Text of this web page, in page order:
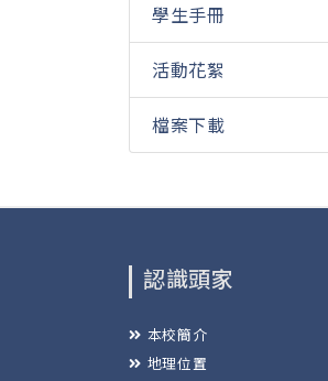
學生手冊
活動花絮
檔案下載
認識頭家
本校簡介
地理位置